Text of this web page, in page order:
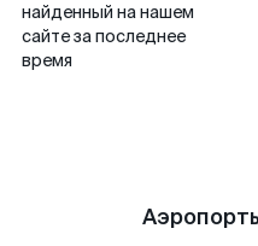
найденный на нашем
сайте за последнее
время